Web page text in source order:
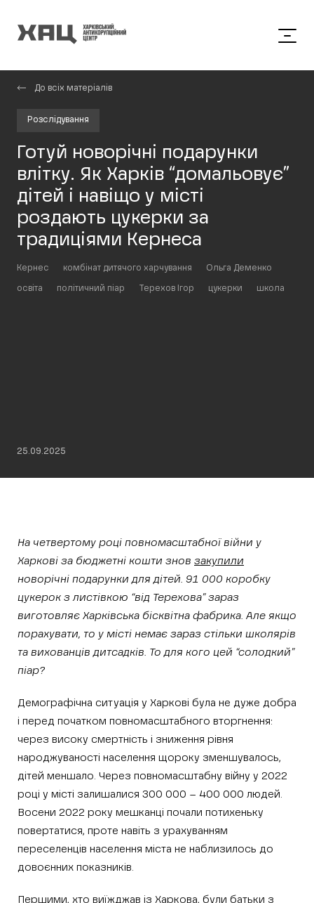
До всіх матеріалів
Розслідування
Готуй новорічні подарунки
влітку. Як Харків “домальовує”
дітей і навіщо у місті
роздають цукерки за
традиціями Кернеса
Кернес комбінат дитячого харчування Ольга Деменко
освіта політичний піар Терехов Ігор цукерки школа
25.09.2025
На четвертому році повномасштабної війни у
Харкові за бюджетні кошти знов закупили
новорічні подарунки для дітей. 91 000 коробку
цукерок з листівкою “від Терехова” зараз
виготовляє Харківська бісквітна фабрика. Але якщо
порахувати, то у місті немає зараз стільки школярів
та вихованців дитсадків. То для кого цей “солодкий”
піар?
Демографічна ситуація у Харкові була не дуже добра
і перед початком повномасштабного вторгнення:
через високу смертність і зниження рівня
народжуваності населення щороку зменшувалось,
дітей меншало. Через повномасштабну війну у 2022
році у місті залишалися 300 000 – 400 000 людей.
Восени 2022 року мешканці почали потихеньку
повертатися, проте навіть з урахуванням
переселенців населення міста не наблизилось до
довоєнних показників.
Першими, хто виїжджав із Харкова, були батьки з